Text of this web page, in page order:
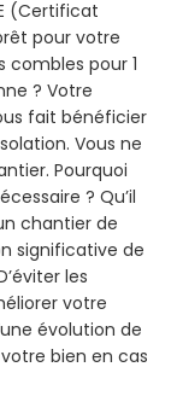
(Certificat
pour votre
combles pour 1
? Votre
fait bénéficier
Vous ne
Pourquoi
? Qu’il
chantier de
significative de
les
votre
évolution de
bien en cas